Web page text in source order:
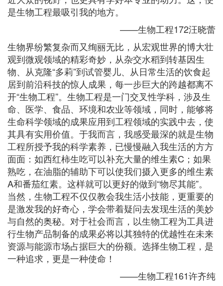
是生物工程最吸引我的地方。
——生物工程172汪晓蕾
生物界纷繁复杂而又绚丽无比，从宏观世界的博大壮
观到微观领域的精彩奇妙，从杂交水稻到转基因生
物、从克隆“多莉”到试管婴儿、从日常生活的饮食起
居到前沿科技的惊人成果，每一步巨大的跨越都离不
开“生物工程”。生物工程是一门交叉性学科，涉及生
命、医学、食品、环境和农业等领域，同时，能够将
生命科学领域的成果应用到工程领域的实践中去，使
其具有实用价值。于我而言，我感受最深的就是生物
工程所授予我的科学素养，已慢慢融入我生活的方方
面面：如西红柿生吃可以补充大量的维生素C；如果
熟吃，在油脂的辅助下可以使我们摄入更多的维生素
A和番茄红素。这样就可以更好的做到“物尽其能”。
当然，生物工程不仅仅教会我生活小技能，更重要的
是激发我的好奇心，学会带着疑问去发现生活的美妙
与自然的奥秘。对于社会而言，以生物工程为工具进
行生物产品制备的成果必将以其独特的优越性在未来
资源与能源市场占据巨大的份额。选择生物工程，是
一种追求，更是一种使命！
——生物工程161许齐纯